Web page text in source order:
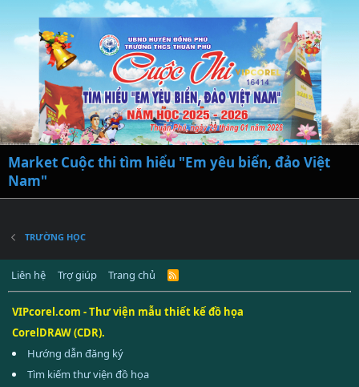
Market Cuộc thi tìm hiểu "Em yêu biển, đảo Việt
Nam"
TRƯỜNG HỌC
Liên hệ Trợ giúp Trang chủ
R
VIPcorel.com - Thư viện mẫu thiết kế đồ họa
CorelDRAW (CDR).
Hướng dẫn đăng ký
Tìm kiếm thư viện đồ họa